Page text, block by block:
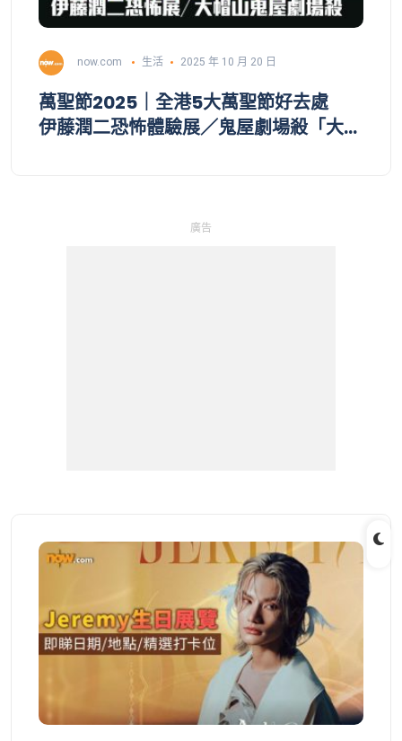
now.com 生活 2025 年 10 月 20 日
萬聖節2025｜全港5大萬聖節好去處
伊藤潤二恐怖體驗展／鬼屋劇場殺「大帽
廣告